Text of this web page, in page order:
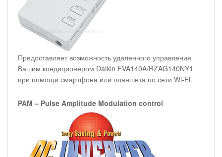
Предоставляет возможность удаленного управления
Вашим кондиционером Daikin FVA140A/RZAG140NY1
при помощи смартфона или планшета по сети Wi-Fi.
PAM – Pulse Amplitude Modulation control